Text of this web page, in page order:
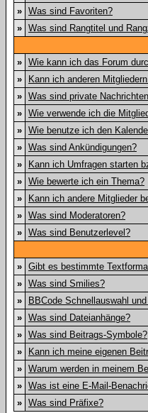
» Was sind Favoriten?
» Was sind Rangtitel und
» Wie kann ich das Forum
»
Kann ich anderen
» Was sind private
» Wie verwende ich die
» Wie benutze ich den
» Was sind Ankündigungen?
»
Kann ich Umfragen starten
» Wie bewerte ich ein Thema?
»
Kann ich andere Mitglieder
» Was sind Moderatoren?
» Was sind Benutzerlevel?
» Gibt es bestimmte
» Was sind Smilies?
»
BBCode Schnellauswahl
» Was sind Dateianhänge?
» Was sind Beitrags-Symbole?
»
Kann ich meine eigenen
» Warum werden in meinem
» Was ist eine E-Mail-
» Was sind Präfixe?